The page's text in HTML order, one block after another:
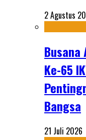
2 Agustus
Busana
Ke-65
Bangsa
21 Juli 2026